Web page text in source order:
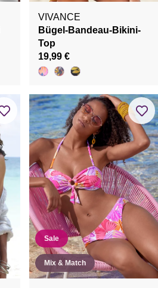
VIVANCE
Bügel-Bandeau-Bikini-
Top
19,99 €
Sale
Mix & Match